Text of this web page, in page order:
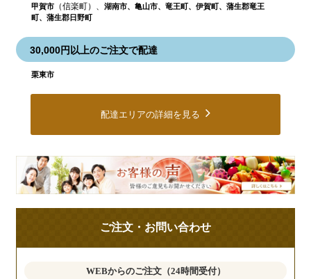
甲賀市 （信楽町）、湖南市、亀山市、竜王町、伊賀町、蒲生郡竜王
町、蒲生郡日野町
30,000円以上のご注文で配達
栗東市
配達エリアの詳細を見る
皆
様
の
見
ご注文・お問い合わせ
WEBからのご注文（24時間受付）